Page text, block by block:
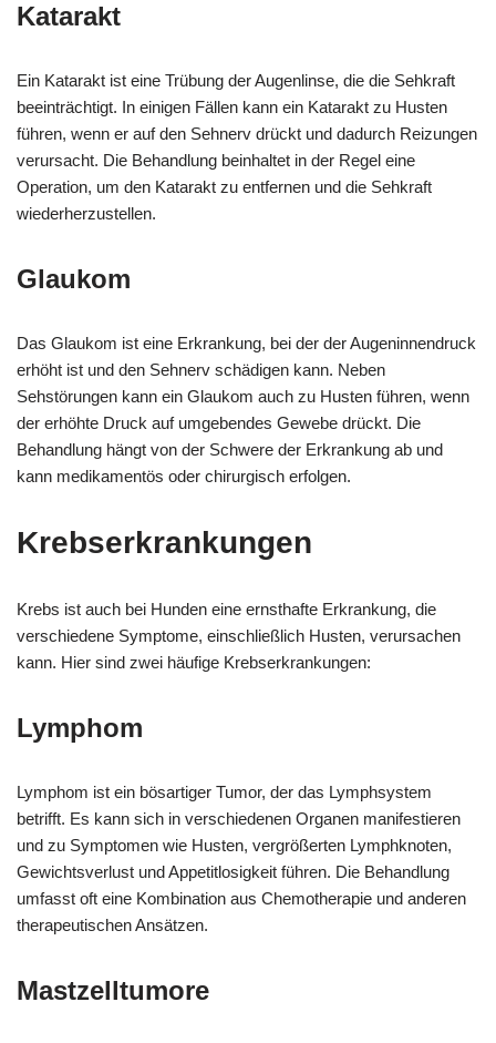
Katarakt
Ein Katarakt ist eine Trübung der Augenlinse, die die Sehkraft
beeinträchtigt. In einigen Fällen kann ein Katarakt zu Husten
führen, wenn er auf den Sehnerv drückt und dadurch Reizungen
verursacht. Die Behandlung beinhaltet in der Regel eine
Operation, um den Katarakt zu entfernen und die Sehkraft
wiederherzustellen.
Glaukom
Das Glaukom ist eine Erkrankung, bei der der Augeninnendruck
erhöht ist und den Sehnerv schädigen kann. Neben
Sehstörungen kann ein Glaukom auch zu Husten führen, wenn
der erhöhte Druck auf umgebendes Gewebe drückt. Die
Behandlung hängt von der Schwere der Erkrankung ab und
kann medikamentös oder chirurgisch erfolgen.
Krebserkrankungen
Krebs ist auch bei Hunden eine ernsthafte Erkrankung, die
verschiedene Symptome, einschließlich Husten, verursachen
kann. Hier sind zwei häufige Krebserkrankungen:
Lymphom
Lymphom ist ein bösartiger Tumor, der das Lymphsystem
betrifft. Es kann sich in verschiedenen Organen manifestieren
und zu Symptomen wie Husten, vergrößerten Lymphknoten,
Gewichtsverlust und Appetitlosigkeit führen. Die Behandlung
umfasst oft eine Kombination aus Chemotherapie und anderen
therapeutischen Ansätzen.
Mastzelltumore